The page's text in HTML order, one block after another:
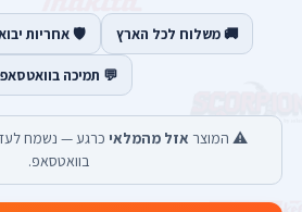
🚚 משלוח לכל הארץ 🛡️ אחריות
💬 תמיכה בוואטסאפ
⚠️ המוצר אזל מהמלאי כרגע — נשמח
בוואטסאפ.